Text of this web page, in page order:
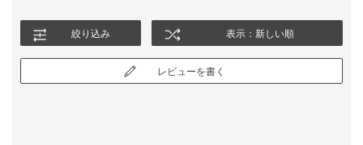
様にカッティングされたデザインのおかげで、すっきりときれい
に仕上がりました。これで長年のフォーマル探しから解放されま
す。ありがとうございます。
絞り込み 表示：新しい順
レビューを書く